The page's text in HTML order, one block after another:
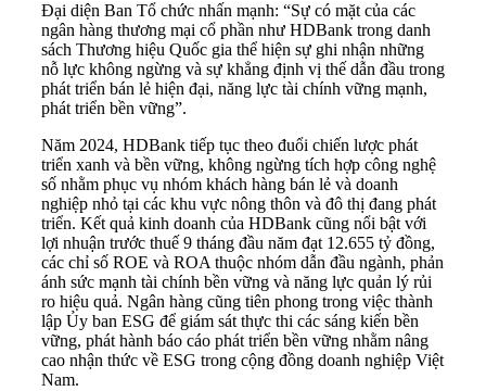
Đại diện Ban Tổ chức nhấn mạnh: “Sự có mặt của các
ngân hàng thương mại cổ phần như HDBank trong danh
sách Thương hiệu Quốc gia thể hiện sự ghi nhận những
nỗ lực không ngừng và sự khẳng định vị thế dẫn đầu trong
phát triển bán lẻ hiện đại, năng lực tài chính vững mạnh,
phát triển bền vững”.
Năm 2024, HDBank tiếp tục theo đuổi chiến lược phát
triển xanh và bền vững, không ngừng tích hợp công nghệ
số nhằm phục vụ nhóm khách hàng bán lẻ và doanh
nghiệp nhỏ tại các khu vực nông thôn và đô thị đang phát
triển. Kết quả kinh doanh của HDBank cũng nổi bật với
lợi nhuận trước thuế 9 tháng đầu năm đạt 12.655 tỷ đồng,
các chỉ số ROE và ROA thuộc nhóm dẫn đầu ngành, phản
ánh sức mạnh tài chính bền vững và năng lực quản lý rủi
ro hiệu quả. Ngân hàng cũng tiên phong trong việc thành
lập Ủy ban ESG để giám sát thực thi các sáng kiến bền
vững, phát hành báo cáo phát triển bền vững nhằm nâng
cao nhận thức về ESG trong cộng đồng doanh nghiệp Việt
Nam.